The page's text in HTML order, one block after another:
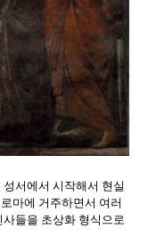
서에서 시작해서 현실
마에 거주하면서 여러
들을 초상화 형식으로